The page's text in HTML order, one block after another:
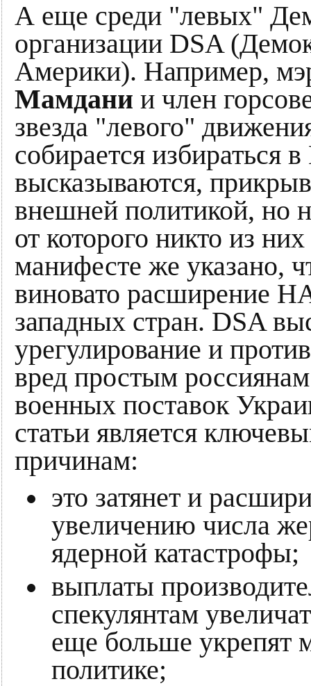
А еще среди "левых"
организации DSA
Америки). Например,
Мамдани и член
звезда "левого"
собирается избираться
высказываются,
внешней политикой, но
от которого никто из
манифесте же указано,
виновато расширение
западных стран. DSA
урегулирование и
вред простым
военных поставок
статьи является
причинам:
это затянет и
увеличению числа
ядерной катастрофы;
выплаты
спекулянтам
еще больше укрепят
политике;